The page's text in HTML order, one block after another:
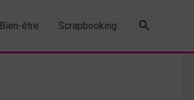
Bien-être Scrapbooking